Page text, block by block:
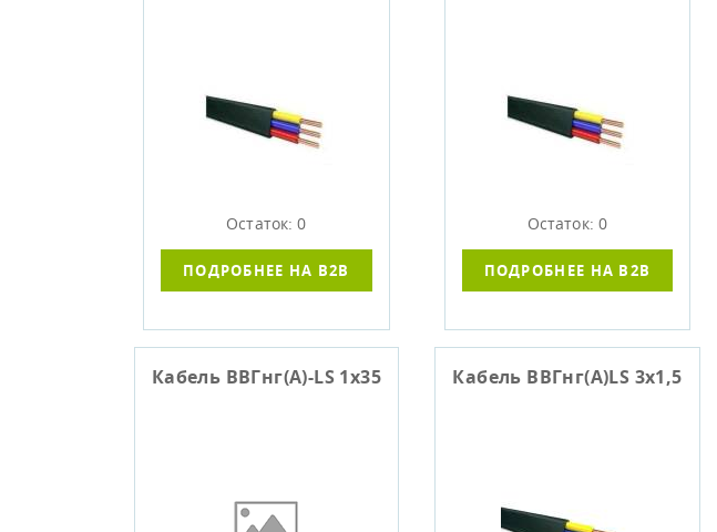
Остаток: 0
ПОДРОБНЕЕ НА B2B
Остаток: 0
ПОДРОБНЕЕ НА B2B
Кабель ВВГнг(А)-LS 1х35 Кабель ВВГнг(А)LS 3х1,5